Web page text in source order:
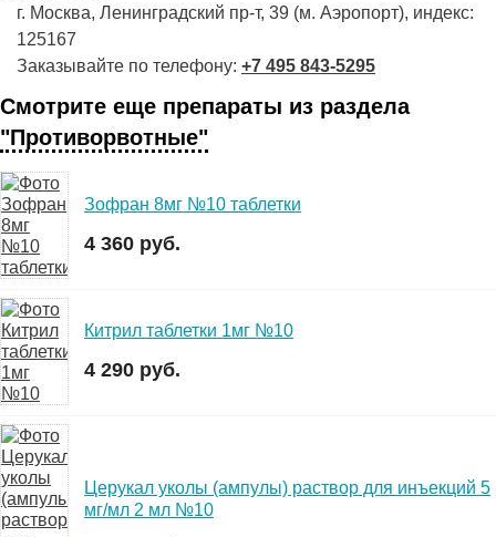
г. Москва, Ленинградский пр-т, 39 (м. Аэропорт), индекс:
125167
Заказывайте по телефону: +7 495 843-5295
Смотрите еще препараты из раздела
"Противорвотные"
Зофран 8мг №10 таблетки
4 360 руб.
Китрил таблетки 1мг №10
4 290 руб.
Церукал уколы (ампулы) раствор для инъекций 5
мг/мл 2 мл №10